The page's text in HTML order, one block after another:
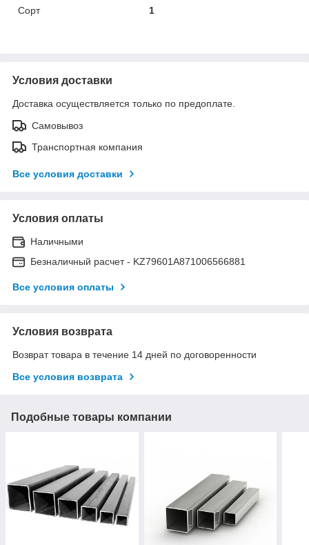
Сорт
1
Условия доставки
Доставка осуществляется только по предоплате.
Самовывоз
Транспортная компания
Все условия доставки
Условия оплаты
Наличными
Безналичный расчет - KZ79601A871006566881
Все условия оплаты
Условия возврата
Возврат товара в течение 14 дней по договоренности
Все условия возврата
Подобные товары компании